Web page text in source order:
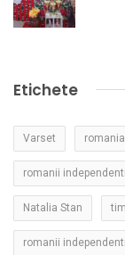
Etichete
Varset romania
romanii independenti
Natalia Stan
romanii